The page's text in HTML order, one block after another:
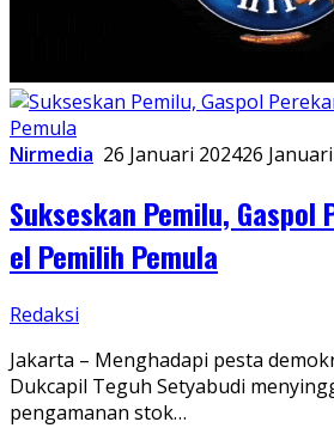
Nirmedia 26 Januari 202426
Sukseskan Pemilu, Gaspol
el Pemilih Pemula
Redaksi
Jakarta – Menghadapi pesta
Dukcapil Teguh Setyabudi
pengamanan stok…